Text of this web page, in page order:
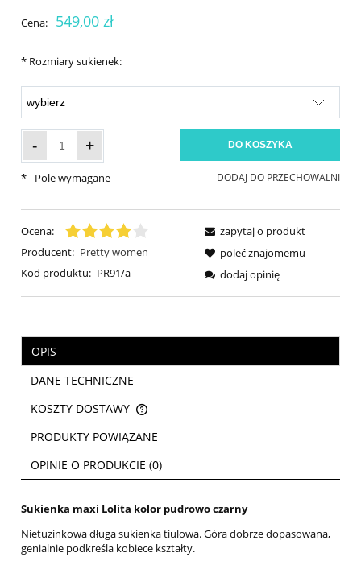
Cena: 549,00 zł
* Rozmiary sukienek:
- + DO KOSZYKA
DODAJ DO PRZECHOWALNI
*- Pole wymagane
Ocena:
Producent: Pretty women
Kod produktu: PR91/a
zapytaj o produkt
poleć znajomemu
dodaj opinię
OPIS
DANE TECHNICZNE
KOSZTY DOSTAWY
CENA NIE ZAWIERA EWENTUALNYCH KOSZTÓW PŁATNOŚCI
PRODUKTY POWIĄZANE
OPINIE O PRODUKCIE (0)
Sukienka maxi Lolita kolor pudrowo czarny
Nietuzinkowa długa sukienka tiulowa. Góra dobrze dopasowana,
genialnie podkreśla kobiece kształty.